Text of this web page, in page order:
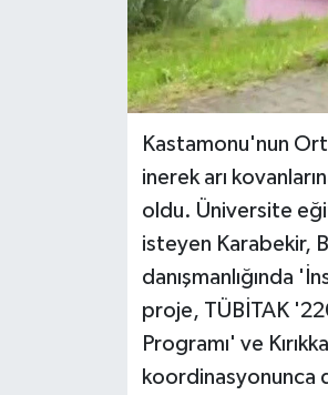
Kastamonu'nun
inerek arı
oldu. Üniversite
isteyen Karabekir,
danışmanlığında
proje, TÜBİTAK
Programı' ve
koordinasyonunca